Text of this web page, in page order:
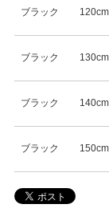
ブラック 120cm
ブラック 130cm
ブラック 140cm
ブラック 150cm